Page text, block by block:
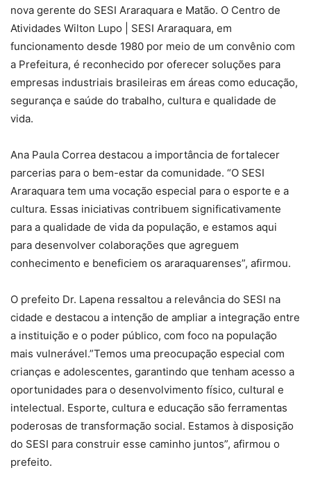
nova gerente do SESI Araraquara e Matão. O Centro de
Atividades Wilton Lupo | SESI Araraquara, em
funcionamento desde 1980 por meio de um convênio com
a Prefeitura, é reconhecido por oferecer soluções para
empresas industriais brasileiras em áreas como educação,
segurança e saúde do trabalho, cultura e qualidade de
vida.
Ana Paula Correa destacou a importância de fortalecer
parcerias para o bem-estar da comunidade. “O SESI
Araraquara tem uma vocação especial para o esporte e a
cultura. Essas iniciativas contribuem significativamente
para a qualidade de vida da população, e estamos aqui
para desenvolver colaborações que agreguem
conhecimento e beneficiem os araraquarenses”, afirmou.
O prefeito Dr. Lapena ressaltou a relevância do SESI na
cidade e destacou a intenção de ampliar a integração entre
a instituição e o poder público, com foco na população
mais vulnerável.”Temos uma preocupação especial com
crianças e adolescentes, garantindo que tenham acesso a
oportunidades para o desenvolvimento físico, cultural e
intelectual. Esporte, cultura e educação são ferramentas
poderosas de transformação social. Estamos à disposição
do SESI para construir esse caminho juntos”, afirmou o
prefeito.